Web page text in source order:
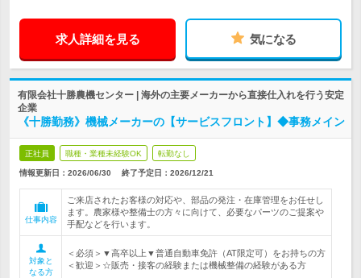
求人詳細を見る 気になる
有限会社十勝農機センター | 海外の主要メーカーから直接仕入れを行う安定
企業
《十勝勤務》機械メーカーの【サービスフロント】◆事務メイン
正社員 職種・業種未経験OK 転勤なし
情報更新日：2026/06/30 終了予定日： 2026/12/21
仕事内容
ご来店されたお客様の対応や、部品の発注・在庫管理をお任せし
ます。農家様や整備士の方々に向けて、必要なパーツのご提案や
手配などを行います。
対象と
なる方
＜必須＞▼高卒以上▼普通自動車免許（AT限定可）をお持ちの方
＜歓迎＞☆販売・接客の経験または機械整備の経験がある方